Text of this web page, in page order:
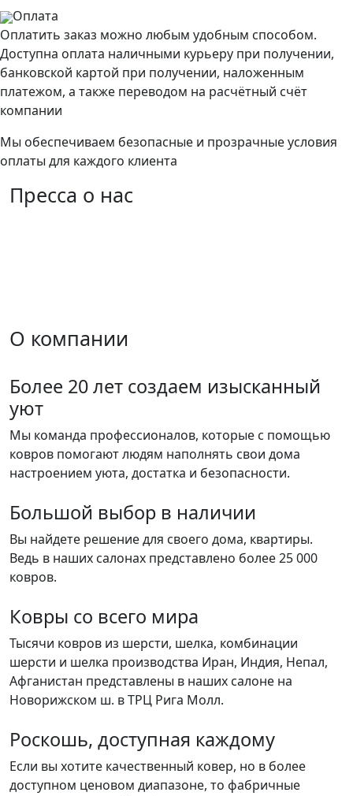
Оплата
Оплатить заказ можно любым удобным способом.
Доступна оплата наличными курьеру при получении,
банковской картой при получении, наложенным
платежом, а также переводом на расчётный счёт
компании
Мы обеспечиваем безопасные и прозрачные условия
оплаты для каждого клиента
Пресса о нас
О компании
Более 20 лет создаем изысканный
уют
Мы команда профессионалов, которые с помощью
ковров помогают людям наполнять свои дома
настроением уюта, достатка и безопасности.
Большой выбор в наличии
Вы найдете решение для своего дома, квартиры.
Ведь в наших салонах представлено более 25 000
ковров.
Ковры со всего мира
Тысячи ковров из шерсти, шелка, комбинации
шерсти и шелка производства Иран, Индия, Непал,
Афганистан представлены в наших салоне на
Новорижском ш. в ТРЦ Рига Молл.
Роскошь, доступная каждому
Если вы хотите качественный ковер, но в более
доступном ценовом диапазоне, то фабричные